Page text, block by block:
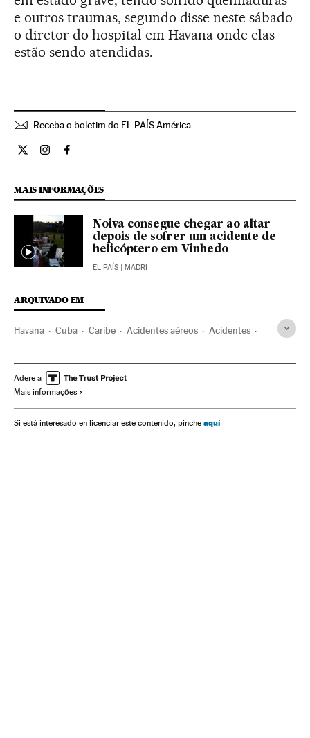
e outros traumas, segundo disse neste sábado
o diretor do hospital em Havana onde elas
estão sendo atendidas.
Receba o boletim do EL PAÍS América
Internacional El País Brasil en Twitter
Internacional El País Brasil en Instagram
Internacional El País Brasil en Facebook
MAIS INFORMAÇÕES
Noiva consegue chegar ao altar
depois de sofrer um acidente de
helicóptero em Vinhedo
EL PAÍS | MADRI
ARQUIVADO EM
Havana Cuba Caribe Acidentes aéreos Acidentes
Acontecimentos América
Adere a
Mais informações
Si está interesado en licenciar este contenido, pinche aquí